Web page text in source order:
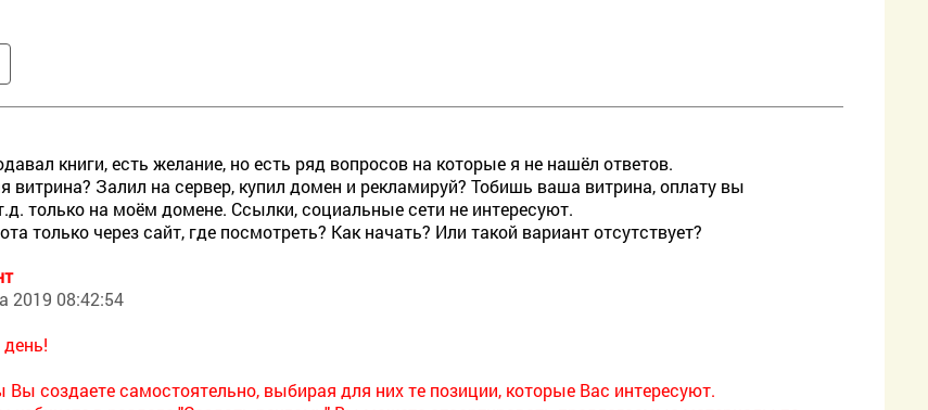
книги, есть желание, но есть ряд вопросов на которые я не нашёл ответов.
витрина? Залил на сервер, купил домен и рекламируй? Тобишь ваша витрина, оплату вы
только на моём домене. Ссылки, социальные сети не интересуют.
только через сайт, где посмотреть? Как начать? Или такой вариант отсутствует?
2019 08:42:54
Вы создаете самостоятельно, выбирая для них те позиции, которые Вас интересуют.